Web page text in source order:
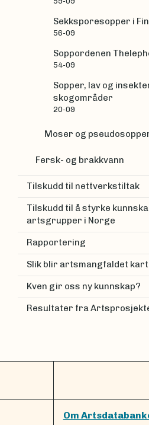
Sekksporesopper i
56-09
Soppordenen
54-09
Sopper, lav og
skogområder
20-09
Moser og
Fersk- og brakkvann
Tilskudd til nettverkstiltak
Tilskudd til å styrke
artsgrupper i Norge
Rapportering
Slik blir artsmangfaldet
Kven gir oss ny kunnskap?
Resultater fra
Om